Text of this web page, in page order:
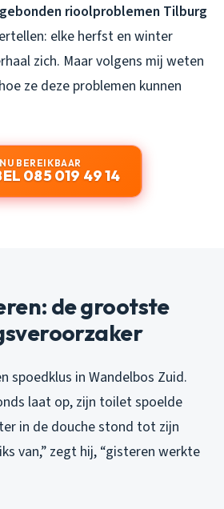
rioolproblemen Tilburg
elke herfst en winter
zich. Maar volgens mij weten
ze deze problemen kunnen
NU BEREIKBAAR
085 019 49 14
de grootste
spoedklus in Wandelbos Zuid.
laat op, zijn toilet spoelde
in de douche stond tot zijn
van,” zegt hij, “gisteren werkte